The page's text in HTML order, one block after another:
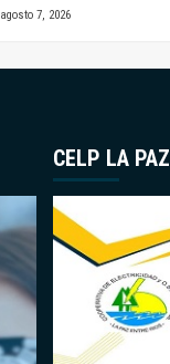
agosto 7, 2026
CELP LA PAZ